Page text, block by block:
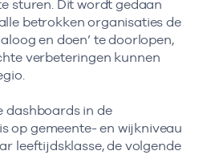
sturen. Dit wordt gedaan
betrokken organisaties de
en doen’ te doorlopen,
verbeteringen kunnen
dashboards in de
op gemeente- en wijkniveau
leeftijdsklasse, de volgende